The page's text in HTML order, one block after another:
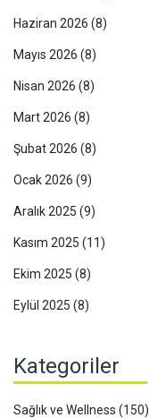
Haziran 2026 (8)
Mayıs 2026 (8)
Nisan 2026 (8)
Mart 2026 (8)
Şubat 2026 (8)
Ocak 2026 (9)
Aralık 2025 (9)
Kasım 2025 (11)
Ekim 2025 (8)
Eylül 2025 (8)
Kategoriler
Sağlık ve Wellness (150)